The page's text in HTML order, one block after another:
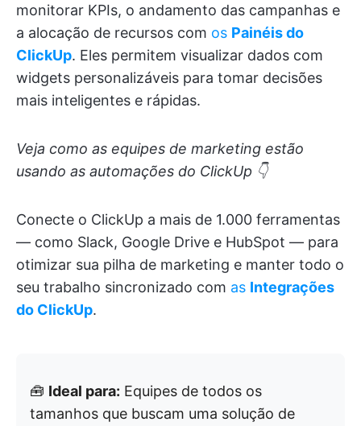
monitorar KPIs, o andamento das campanhas e
a alocação de recursos com os Painéis do
ClickUp. Eles permitem visualizar dados com
widgets personalizáveis para tomar decisões
mais inteligentes e rápidas.
Veja como as equipes de marketing estão
usando as automações do ClickUp 👇
Conecte o ClickUp a mais de 1.000 ferramentas
— como Slack, Google Drive e HubSpot — para
otimizar sua pilha de marketing e manter todo o
seu trabalho sincronizado com as Integrações
do ClickUp.
🧰 Ideal para: Equipes de todos os
tamanhos que buscam uma solução de